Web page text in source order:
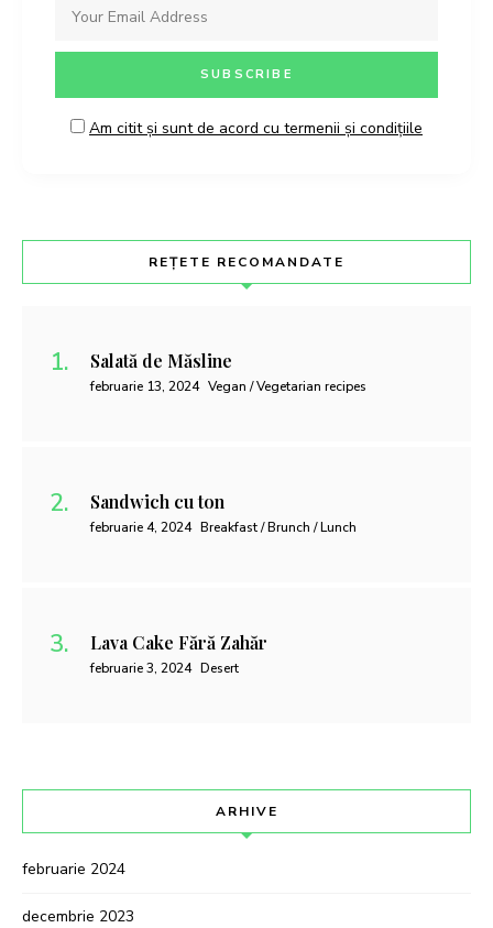
Am citit și sunt de acord cu termenii și condițiile
REȚETE RECOMANDATE
Salată de Măsline
februarie 13, 2024 Vegan / Vegetarian recipes
Sandwich cu ton
februarie 4, 2024 Breakfast / Brunch / Lunch
Lava Cake Fără Zahăr
februarie 3, 2024 Desert
ARHIVE
februarie 2024
decembrie 2023